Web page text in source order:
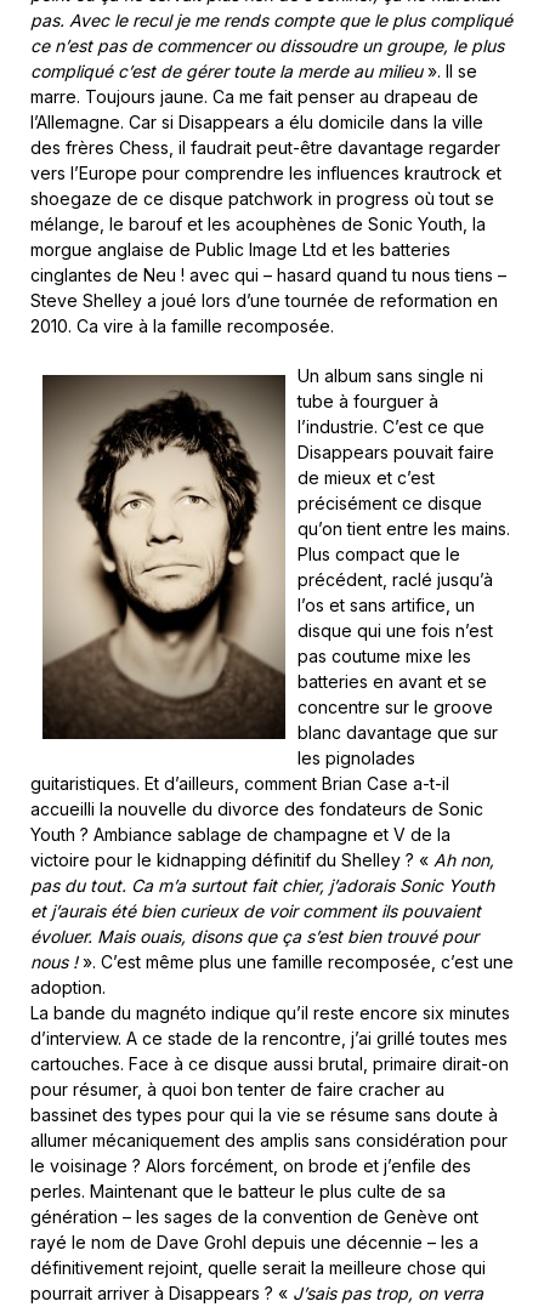
pas. Avec le recul je me rends compte que le plus compliqué
ce n’est pas de commencer ou dissoudre un groupe, le plus
compliqué c’est de gérer toute la merde au milieu». Il se
marre. Toujours jaune. Ca me fait penser au drapeau de
l’Allemagne. Car si Disappears a élu domicile dans la ville
des frères Chess, il faudrait peut-être davantage regarder
vers l’Europe pour comprendre les influences krautrock et
shoegaze de ce disque patchwork in progress où tout se
mélange, le barouf et les acouphènes de Sonic Youth, la
morgue anglaise de Public Image Ltd et les batteries
cinglantes de Neu ! avec qui – hasard quand tu nous tiens –
Steve Shelley a joué lors d’une tournée de reformation en
2010. Ca vire à la famille recomposée.
Un album sans single ni
tube à fourguer à
l’industrie. C’est ce que
Disappears pouvait faire
de mieux et c’est
précisément ce disque
qu’on tient entre les mains.
Plus compact que le
précédent, raclé jusqu’à
l’os et sans artifice, un
disque qui une fois n’est
pas coutume mixe les
batteries en avant et se
concentre sur le groove
blanc davantage que sur
les pignolades
guitaristiques. Et d’ailleurs, comment Brian Case a-t-il
accueilli la nouvelle du divorce des fondateurs de Sonic
Youth ? Ambiance sablage de champagne et V de la
victoire pour le kidnapping définitif du Shelley ? « Ah non,
pas du tout. Ca m’a surtout fait chier, j’adorais Sonic Youth
et j’aurais été bien curieux de voir comment ils pouvaient
évoluer. Mais ouais, disons que ça s’est bien trouvé pour
nous !». C’est même plus une famille recomposée, c’est une
adoption.
La bande du magnéto indique qu’il reste encore six minutes
d’interview. A ce stade de la rencontre, j’ai grillé toutes mes
cartouches. Face à ce disque aussi brutal, primaire dirait-on
pour résumer, à quoi bon tenter de faire cracher au
bassinet des types pour qui la vie se résume sans doute à
allumer mécaniquement des amplis sans considération pour
le voisinage ? Alors forcément, on brode et j’enfile des
perles. Maintenant que le batteur le plus culte de sa
génération – les sages de la convention de Genève ont
rayé le nom de Dave Grohl depuis une décennie – les a
définitivement rejoint, quelle serait la meilleure chose qui
pourrait arriver à Disappears ? « J’sais pas trop, on verra